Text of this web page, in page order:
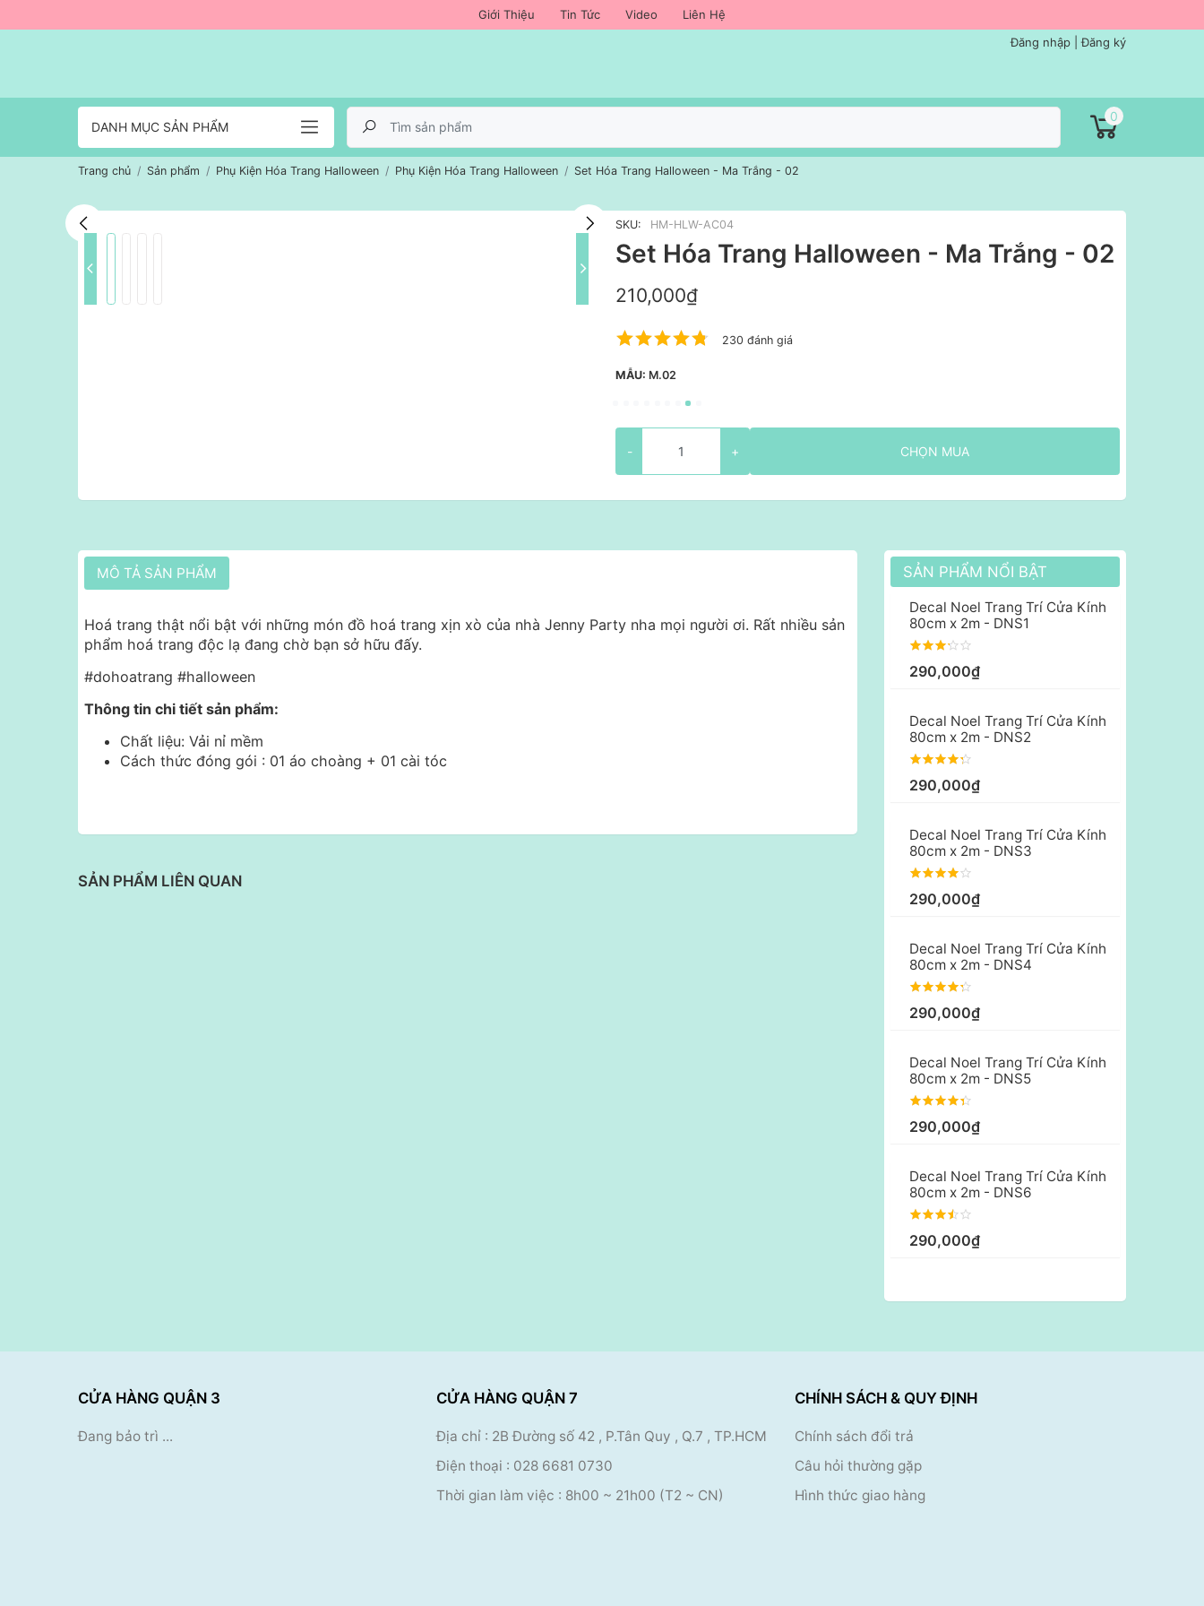
Giới Thiệu Tin Tức Video
Liên Hệ
Đăng nhập |Đăng ký
DANH MỤC SẢN PHẨM
0
Trang chủ Sản phẩm Phụ Kiện Hóa Trang Halloween Phụ Kiện Hóa Trang Halloween Set Hóa Trang Halloween - Ma Trắng - 02
SKU: HM-HLW-AC04
Set Hóa Trang Halloween - Ma Trắng - 02
210,000₫
230 đánh giá
MẪU: M.02
- + CHỌN MUA
MÔ TẢ SẢN PHẨM
Hoá trang thật nổi bật với những món đồ hoá trang xịn xò của nhà Jenny Party nha mọi người ơi. Rất nhiều sản
phẩm hoá trang độc lạ đang chờ bạn sở hữu đấy.
#dohoatrang #halloween
Thông tin chi tiết sản phẩm:
Chất liệu: Vải nỉ mềm
Cách thức đóng gói : 01 áo choàng + 01 cài tóc
SẢN PHẨM LIÊN QUAN
SẢN PHẨM NỔI BẬT
Decal Noel Trang Trí Cửa Kính
80cm x 2m - DNS1
290,000₫
Decal Noel Trang Trí Cửa Kính
80cm x 2m - DNS2
290,000₫
Decal Noel Trang Trí Cửa Kính
80cm x 2m - DNS3
290,000₫
Decal Noel Trang Trí Cửa Kính
80cm x 2m - DNS4
290,000₫
Decal Noel Trang Trí Cửa Kính
80cm x 2m - DNS5
290,000₫
Decal Noel Trang Trí Cửa Kính
80cm x 2m - DNS6
290,000₫
CỬA HÀNG QUẬN 3
Đang bảo trì ...
CỬA HÀNG QUẬN 7
Địa chỉ : 2B Đường số 42 , P.Tân Quy , Q.7 , TP.HCM
Điện thoại : 028 6681 0730
Thời gian làm việc : 8h00 ~ 21h00 (T2 ~ CN)
CHÍNH SÁCH & QUY ĐỊNH
Chính sách đổi trả
Câu hỏi thường gặp
Hình thức giao hàng